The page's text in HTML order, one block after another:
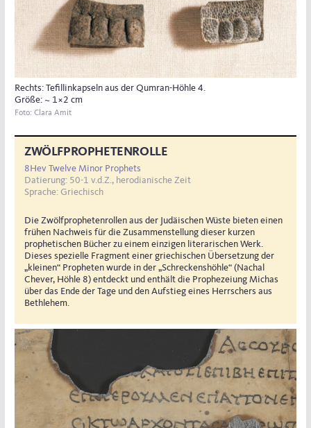
Rechts: Tefillinkapseln aus der Qumran-Höhle 4.
Größe: ~ 1×2 cm
Foto: Clara Amit
ZWÖLFPROPHETENROLLE
8Hev Twelve Minor Prophets
Datierung: 50-1 v.d.Z., herodianische Zeit
Sprache: Griechisch
Die Zwölfprophetenrollen aus der Judäischen Wüste bieten einen
frühen Nachweis für die Zusammenstellung dieser kurzen
prophetischen Bücher zu einem einzigen literarischen Werk.
Dieses spezielle Fragment einer griechischen Übersetzung der
„kleinen“ Propheten wurde in der „Schreckenshöhle“ (Nachal
Chever, Höhle 8) entdeckt und enthält die Prophezeiung Michas
über das Ende der Tage und den Aufstieg eines Herrschers aus
Bethlehem.